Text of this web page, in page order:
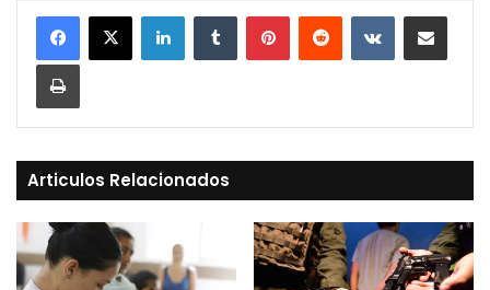
LinkedInTumblr PinterestReddit VKontakteCompartir vía Mail
Print
Articulos Relacionados